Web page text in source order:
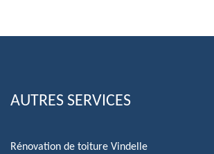
AUTRES SERVICES
Rénovation de toiture Vindelle